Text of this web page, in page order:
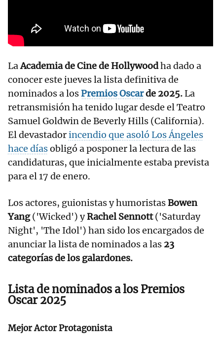
LaAcademia de Cine de Hollywoodha dado a
conocer este jueves la lista definitiva de
nominados a losPremios Oscarde 2025.La
retransmisión ha tenido lugar desde el Teatro
Samuel Goldwin de Beverly Hills (California).
El devastadorincendio que asoló Los Ángeles
hace díasobligó a posponer la lectura de las
candidaturas, que inicialmente estaba prevista
para el 17 de enero.
Los actores, guionistas y humoristasBowen
Yang('Wicked') yRachel Sennott('Saturday
Night', 'The Idol') han sido los encargados de
anunciar la lista de nominados a las 23
categorías de los galardones.
Lista de nominados a los Premios
Oscar 2025
Mejor Actor Protagonista